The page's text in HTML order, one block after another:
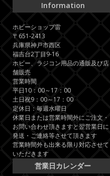
Information
ホビーショップ雷
〒651-2413
兵庫県神戸市西区
福吉台2丁目9-16
ホビー、ラジコン用品の通販及び店
舗販売
営業時間
平日10：00～17：00
土日祝9：00～17：00
定休日：毎週水曜日
休業日または営業時間外にご注文・
お問い合わせ頂きますと翌営業日に
発送・ご連絡等させて頂きます
営業時間外も出来る限り対応させて
いただきます
営業日カレンダー